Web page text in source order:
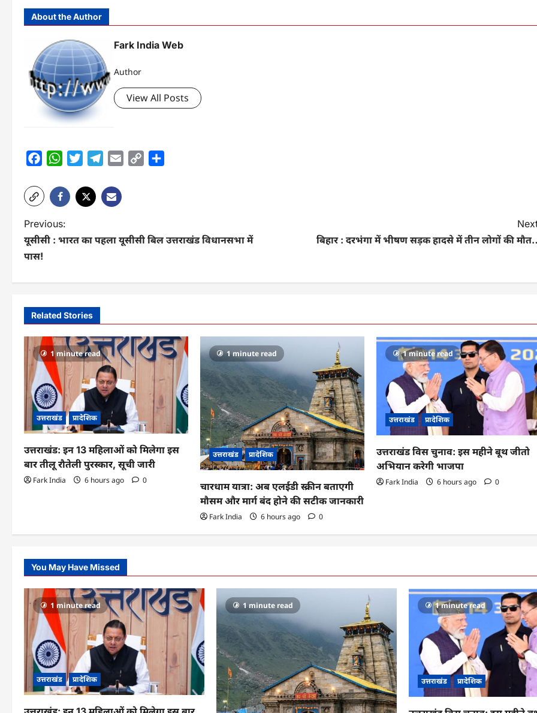
About the Author
Fark India Web
Author
View All Posts
FacebookWhatsAppTwitterTelegram
Email
Copy
P
o
n
a
v
g
a
i
o
Previous:
यूसीसी : भारत का पहला यूसीसी बिल उत्तराखंड विधानसभा में
पास!
बिहार : दरभंगा में भीषण सड़क हादसे में तीन लोगों की
Related Stories
1 minute read
उत्तराखंड प्रादेशिक
उत्तराखंड: इन 13 महिलाओं को मिलेगा इस
बार तीलू रौतेली पुरस्कार, सूची जारी
Fark India 6 hours ago 0
1 minute read
उत्तराखंड प्रादेशिक
चारधाम यात्रा: अब एलईडी स्क्रीन बताएगी
मौसम और मार्ग बंद होने की सटीक जानकारी
Fark India 6 hours ago 0
1 minute read
उत्तराखंड प्रादेशिक
उत्तराखंड विस चुनाव: इस महीने बूथ जीतो
अभियान करेगी भाजपा
Fark India 6 hours ago 0
You May Have Missed
1 minute read
उत्तराखंड प्रादेशिक
1 minute read 1 minute read
उत्तराखंड प्रादेशिक